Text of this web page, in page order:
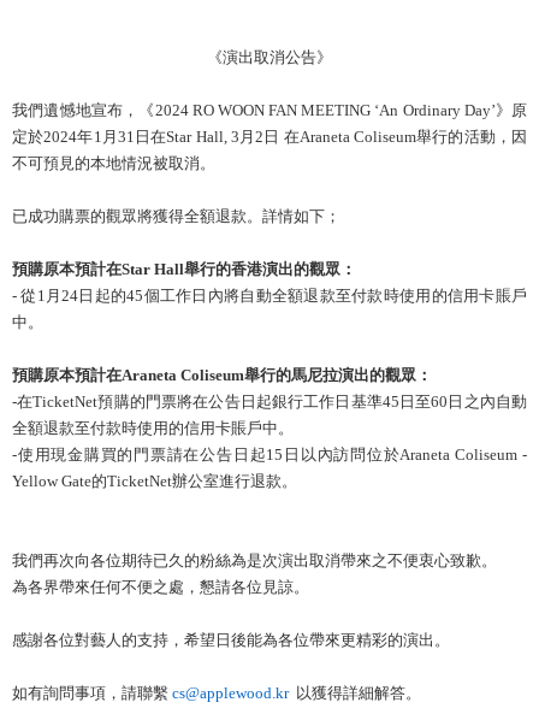
《演出取消公告》
我們遺憾地宣布，《2024 RO WOON FAN MEETING ‘An Ordinary Day’》原
定於2024年1月31日在Star Hall, 3月2日 在Araneta Coliseum舉行的活動，因
不可預見的本地情況被取消。
已成功購票的觀眾將獲得全額退款。詳情如下；
預購原本預計在Star Hall舉行的香港演出的觀眾：
- 從1月24日起的45個工作日內將自動全額退款至付款時使用的信用卡賬戶
中。
預購原本預計在Araneta Coliseum舉行的馬尼拉演出的觀眾：
-在TicketNet預購的門票將在公告日起銀行工作日基準45日至60日之內自動
全額退款至付款時使用的信用卡賬戶中。
-使用現金購買的門票請在公告日起15日以內訪問位於Araneta Coliseum -
Yellow Gate的TicketNet辦公室進行退款。
我們再次向各位期待已久的粉絲為是次演出取消帶來之不便衷心致歉。
為各界帶來任何不便之處，懇請各位見諒。
感謝各位對藝人的支持，希望日後能為各位帶來更精彩的演出。
如有詢問事項，請聯繫 cs@applewood.kr 以獲得詳細解答。